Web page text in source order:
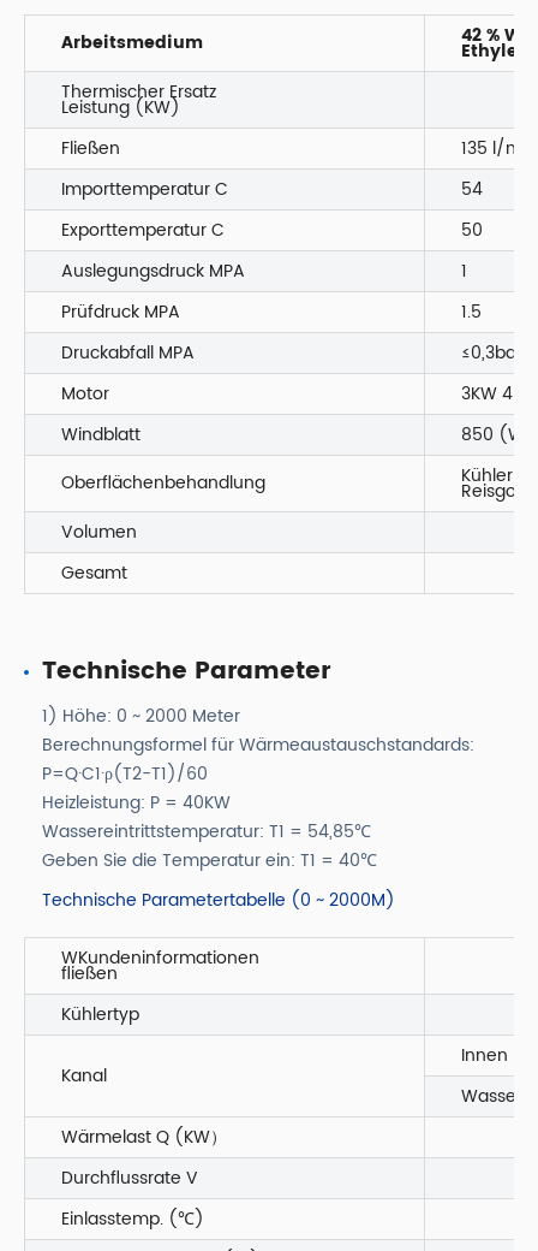
Arbeitsmedium 42 %
Thermischer Ersatz
Leistung (KW)
Fließen
135 l/min
Importtemperatur C
54
Exporttemperatur C
50
Auslegungsdruck MPA
1
Prüfdruck MPA
1.5
Druckabfall MPA
≤0,3bar
Motor
3KW 4P
Windblatt
850
Oberflächenbehandlung
Kühler
Reisgold
Volumen
Gesamt
Technische Parameter
1) Höhe: 0 ~ 2000 Meter
Berechnungsformel für Wärmeaustauschstandards:
P=Q·C1·ρ(T2-T1)/60
Heizleistung: P = 40KW
Wassereintrittstemperatur: T1 = 54,85℃
Geben Sie die Temperatur ein: T1 = 40℃
Technische Parametertabelle (0 ~ 2000M)
WKundeninformationen
fließen
Kühlertyp
Kanal
Innen
Wasser
Wärmelast Q (KW）
Durchflussrate V
Einlasstemp. (℃)